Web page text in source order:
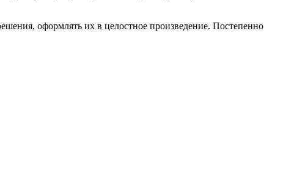
оформлять их в целостное произведение. Постепенно